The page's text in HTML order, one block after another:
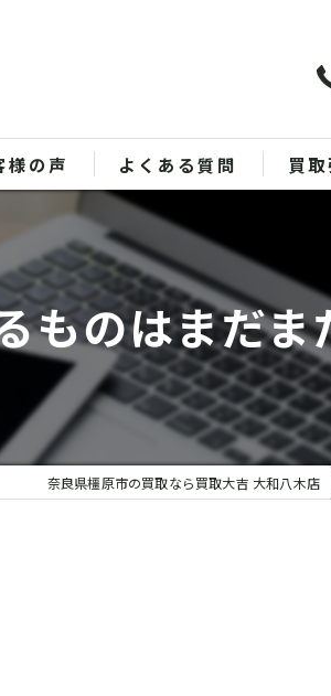
様の声 よくある質問 買
ブラ
貴金属
時計
金
ものはまだま
奈良県橿原市の買取なら買取大吉 大和八木店